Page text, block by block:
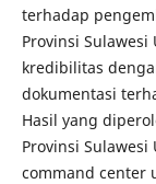
terhadap
Provinsi
kredibilitas
dokumentasi
Hasil yang
Provinsi
command center